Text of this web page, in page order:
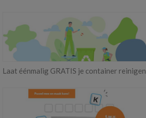
Laat éénmalig GRATIS je container reinigen